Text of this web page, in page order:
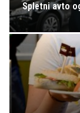
Spletni avto